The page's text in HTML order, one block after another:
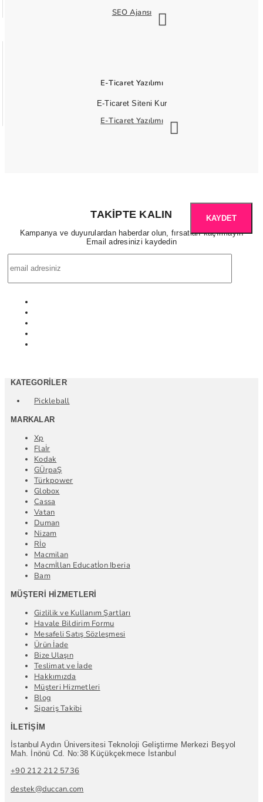
SEO Ajansı
E-Ticaret Yazılımı
E-Ticaret Siteni Kur
E-Ticaret Yazılımı
TAKIPTE KALIN
Kampanya ve duyurulardan haberdar olun, fırsatları kaçırmayın
Email adresinizi kaydedin
KAYDET
KATEGORILER
Pickleball
MARKALAR
Xp
Flaİr
Kodak
GÜrpaŞ
Türkpower
Globox
Cassa
Vatan
Duman
Nizam
Rİo
Macmilan
Macmİllan Educatİon Iberia
Bam
MÜŞTERI HIZMETLERI
Gizlilik ve Kullanım Şartları
Havale Bildirim Formu
Mesafeli Satış Sözleşmesi
Ürün İade
Bize Ulaşın
Teslimat ve İade
Hakkımızda
Müşteri Hizmetleri
Blog
Sipariş Takibi
İLETIŞIM
İstanbul Aydın Üniversitesi Teknoloji Geliştirme Merkezi Beşyol
Mah. İnönü Cd. No:38 Küçükçekmece İstanbul
+90 212 212 5736
destek@duccan.com